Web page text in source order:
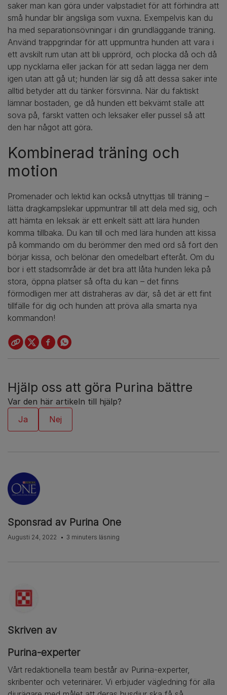
saker man kan göra under valpstadiet för att förhindra att
små hundar blir ängsliga som vuxna. Exempelvis kan du
ha med separationsövningar i din grundläggande träning.
Använd trappgrindar för att uppmuntra hunden att vara i
ett avskilt rum utan att bli upprörd, och plocka då och då
upp nycklarna eller jackan för att sedan lägga ner dem
igen utan att gå ut; hunden lär sig då att dessa saker inte
alltid betyder att du tänker försvinna. När du faktiskt
lämnar bostaden, ge då hunden ett bekvämt ställe att
sova på, färskt vatten och leksaker eller pussel så att
den har något att göra.
Kombinerad träning och
motion
Promenader och lektid kan också utnyttjas till träning –
lätta dragkampslekar uppmuntrar till att dela med sig, och
att hämta en leksak är ett enkelt sätt att lära hunden
komma tillbaka. Du kan till och med lära hunden att kissa
på kommando om du berömmer den med ord så fort den
börjar kissa, och belönar den omedelbart efteråt. Om du
bor i ett stadsområde är det bra att låta hunden leka på
stora, öppna platser så ofta du kan – det finns
förmodligen mer att distraheras av där, så det är ett fint
tillfälle för dig och hunden att pröva alla smarta nya
kommandon!
Hjälp oss att göra Purina bättre
Var den här artikeln till hjälp?
Sponsrad av Purina One
Augusti 24, 2022 3 minuters läsning
Skriven av
Purina-experter
Vårt redaktionella team består av Purina-experter,
skribenter och veterinärer. Vi erbjuder vägledning för alla